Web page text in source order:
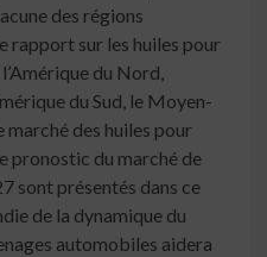
des régions
rapport sur les huiles pour
du Nord,
du Sud, le Moyen-
marché des huiles pour
pronostic du marché de
sont présentés dans ce
de la dynamique du
automobiles aidera